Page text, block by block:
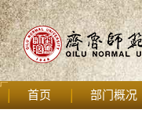
首页 部门概况